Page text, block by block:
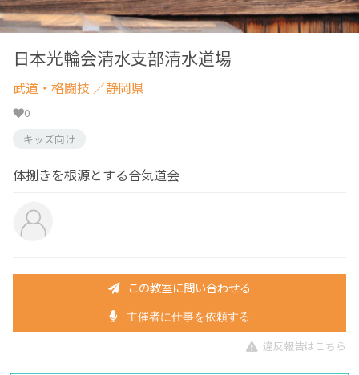
日本光輪会清水支部清水道場
武道・格闘技 ／静岡県
0
キッズ向け
体捌きを根源とする合気道会
この教室に問い合わせる
主催者に仕事を依頼する
違反報告はこちら